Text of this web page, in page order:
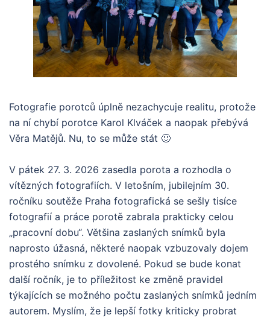
Fotografie porotců úplně nezachycuje realitu, protože
na ní chybí porotce Karol Klváček a naopak přebývá
Věra Matějů. Nu, to se může stát 🙂
V pátek 27. 3. 2026 zasedla porota a rozhodla o
vítězných fotografiích. V letošním, jubilejním 30.
ročníku soutěže Praha fotografická se sešly tisíce
fotografií a práce porotě zabrala prakticky celou
„pracovní dobu“. Většina zaslaných snímků byla
naprosto úžasná, některé naopak vzbuzovaly dojem
prostého snímku z dovolené. Pokud se bude konat
další ročník, je to příležitost ke změně pravidel
týkajících se možného počtu zaslaných snímků jedním
autorem. Myslím, že je lepší fotky kriticky probrat